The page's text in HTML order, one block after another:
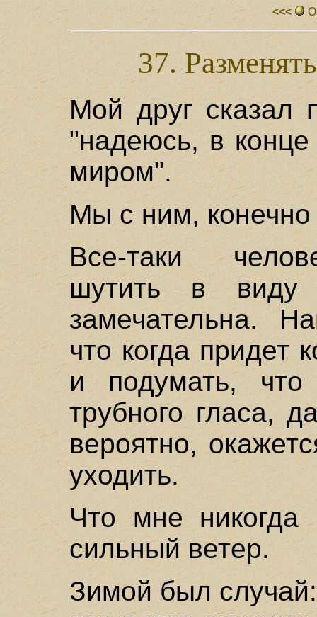
<<<
37.
Мой друг сказал
"надеюсь, в конце
миром".
Мы с ним,
Все-таки
шутить в
замечательна.
что когда придет
и подумать,
трубного гласа,
вероятно,
уходить.
Что мне никогда
сильный ветер.
Зимой был